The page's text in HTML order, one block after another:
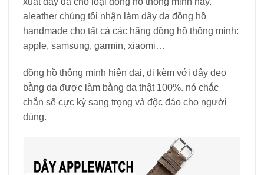
aleather chúng tôi nhận làm dây da đồng hồ
handmade cho tất cả các hãng đồng hồ thông minh:
apple, samsung, garmin, xiaomi…
đồng hồ thông minh hiện đại, đi kèm với dây đeo
bằng da được làm bằng da thật 100%. nó chắc
chắn sẽ cực kỳ sang trọng và độc đáo cho người
dùng.